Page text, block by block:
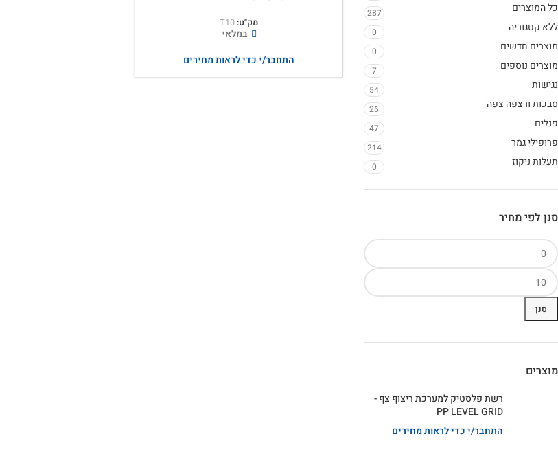
כל המוצרים 287
ללא קטגוריה 0
מוצרים חדשים 0
מוצרים נוספים 7
נגישות 54
סבכות ורצפה צפה 26
פנלים 47
פרופילי גמר 214
תעלות ניקוז 0
סנן לפי מחיר
סנן
מוצרים
רשת פלסטיק למערכת ריצוף צף -
PP LEVEL GRID
התחבר/י כדי לראות מחירים
מק"ט: T10
במלאי
התחבר/י כדי לראות מחירים